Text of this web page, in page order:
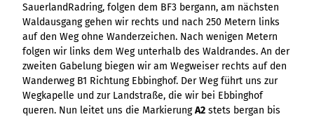
SauerlandRadring, folgen dem BF3 bergann, am nächsten
Waldausgang gehen wir rechts und nach 250 Metern links
auf den Weg ohne Wanderzeichen. Nach wenigen Metern
folgen wir links dem Weg unterhalb des Waldrandes. An der
zweiten Gabelung biegen wir am Wegweiser rechts auf den
Wanderweg B1 Richtung Ebbinghof. Der Weg führt uns zur
Wegkapelle und zur Landstraße, die wir bei Ebbinghof
queren. Nun leitet uns die MarkierungA2 stets bergan bis